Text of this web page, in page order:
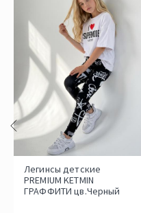
Легинсы детские
PREMIUM KETMIN
ГРАФФИТИ цв.Черный